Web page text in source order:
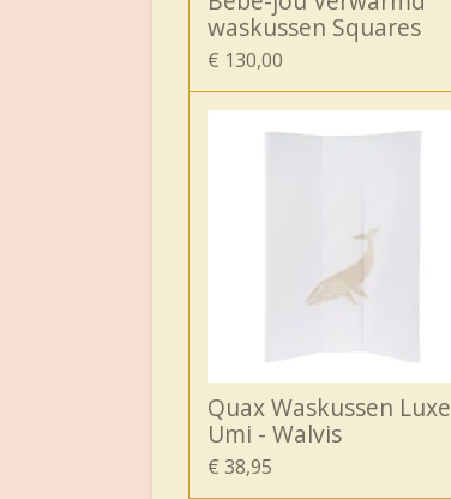
waskussen Squares
€ 130,00
Quax Waskussen Luxe
Umi - Walvis
€ 38,95